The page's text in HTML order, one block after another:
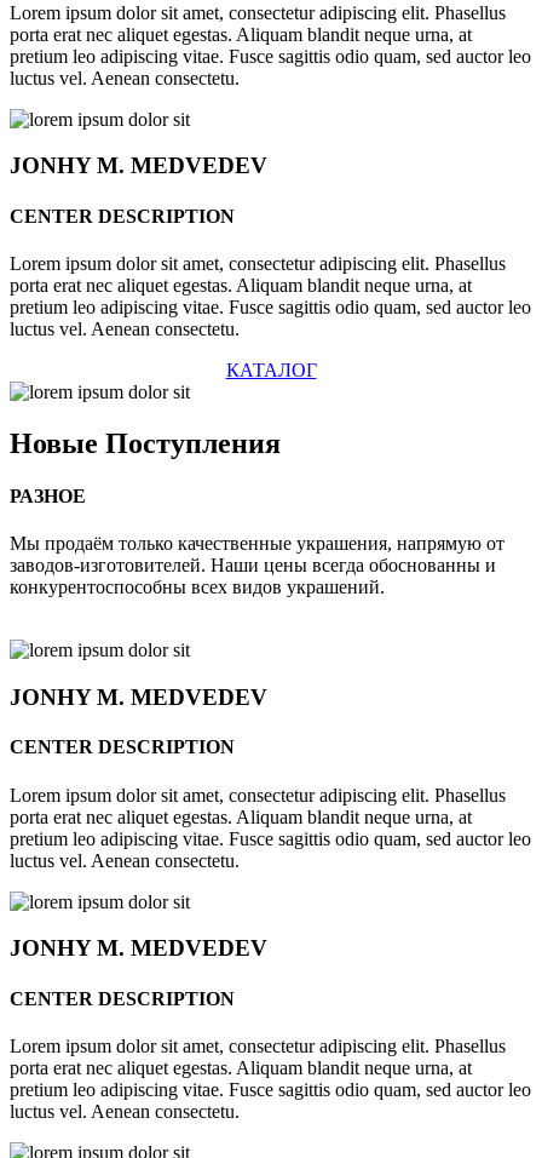
Lorem ipsum dolor sit amet, consectetur adipiscing elit. Phasellus
porta erat nec aliquet egestas. Aliquam blandit neque urna, at
pretium leo adipiscing vitae. Fusce sagittis odio quam, sed auctor leo
luctus vel. Aenean consectetu.
JONHYM. MEDVEDEV
CENTER DESCRIPTION
Lorem ipsum dolor sit amet, consectetur adipiscing elit. Phasellus
porta erat nec aliquet egestas. Aliquam blandit neque urna, at
pretium leo adipiscing vitae. Fusce sagittis odio quam, sed auctor leo
luctus vel. Aenean consectetu.
КАТАЛОГ
Новые Поступления
РАЗНОЕ
Мы продаём только качественные украшения, напрямую от
заводов-изготовителей. Наши цены всегда обоснованны и
конкурентоспособны всех видов украшений.
JONHYM. MEDVEDEV
CENTER DESCRIPTION
Lorem ipsum dolor sit amet, consectetur adipiscing elit. Phasellus
porta erat nec aliquet egestas. Aliquam blandit neque urna, at
pretium leo adipiscing vitae. Fusce sagittis odio quam, sed auctor leo
luctus vel. Aenean consectetu.
JONHYM. MEDVEDEV
CENTER DESCRIPTION
Lorem ipsum dolor sit amet, consectetur adipiscing elit. Phasellus
porta erat nec aliquet egestas. Aliquam blandit neque urna, at
pretium leo adipiscing vitae. Fusce sagittis odio quam, sed auctor leo
luctus vel. Aenean consectetu.